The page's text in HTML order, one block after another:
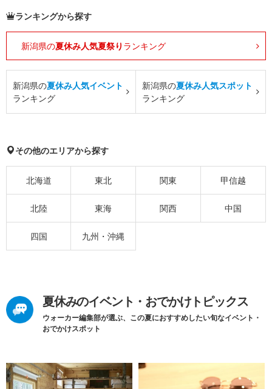
ランキングから探す
新潟県の夏休み人気夏祭り ランキング
新潟県の夏休み人気イベント
ランキング
新潟県の夏休み人気スポット
ランキング
その他のエリアから探す
北海道 東北 関東 甲信越
北陸 東海 関西 中国
四国 九州・沖縄
夏休みのイベント・おでかけトピックス
ウォーカー編集部が選ぶ、この夏におすすめしたい旬なイベント・
おでかけスポット